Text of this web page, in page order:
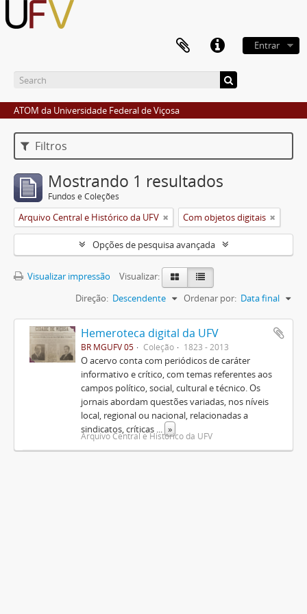
Entrar
ATOM da Universidade Federal de Viçosa
Filtros
Mostrando 1 resultados
Fundos e Coleções
Arquivo Central e Histórico da UFV Com objetos digitais
Opções de pesquisa avançada
Visualizar impressão
Visualizar:
Ordenar por: Data final
Direção: Descendente
Hemeroteca digital da UFV
BR MGUFV 05 Coleção 1823 - 2013
O acervo conta com periódicos de caráter
informativo e crítico, com temas referentes aos
campos político, social, cultural e técnico. Os
jornais abordam questões variadas, nos níveis
local, regional ou nacional, relacionadas a
sindicatos, críticas
»
Arquivo Central e Histórico da UFV